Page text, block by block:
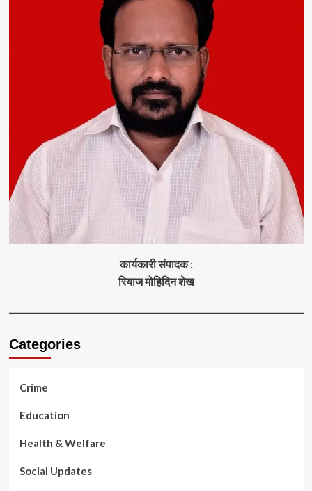
कार्यकारी संपादक :
रियाज मोहिदिन शेख
Categories
Crime
Education
Health & Welfare
Social Updates